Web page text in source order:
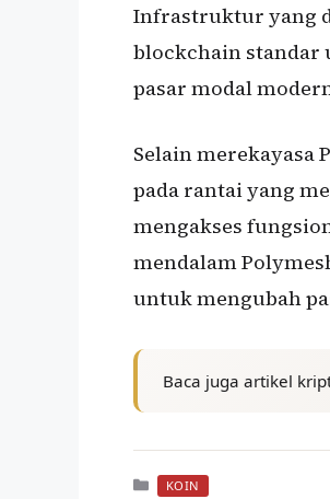
Infrastruktur yang
blockchain standar
pasar modal
Selain merekayasa
pada rantai yang
mengakses
mendalam
untuk mengubah
Baca juga artikel
Kategori
KOIN